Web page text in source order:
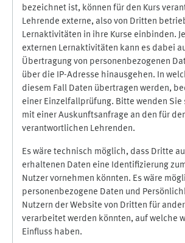
bezeichnet ist, können für den Kurs
Lehrende externe, also von Dritten
Lernaktivitäten in ihre Kurse einbinden.
externen Lernaktivitäten kann es dabei
Übertragung von personenbezogenen
über die IP-Adresse hinausgehen. In
diesem Fall Daten übertragen werden,
einer Einzelfallprüfung. Bitte wenden Sie
mit einer Auskunftsanfrage an den für
verantwortlichen Lehrenden.
Es wäre technisch möglich, dass Dritte
erhaltenen Daten eine Identifizierung
Nutzer vornehmen könnten. Es wäre
personenbezogene Daten und
Nutzern der Website von Dritten für
verarbeitet werden könnten, auf welche
Einfluss haben.